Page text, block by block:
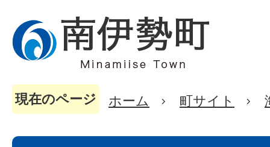
現在のページ ホーム 町サイト